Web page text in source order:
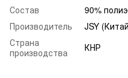
Состав
90%
Производитель
JSY
Страна
производства
КНР